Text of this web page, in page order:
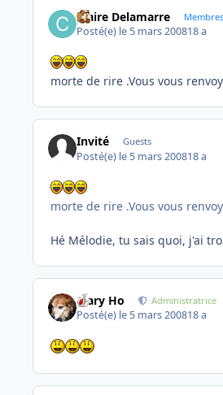
Claire Delamarre
Posté(e) le 5 mars 200818 a
morte de rire .Vous vous
Invité Guests
Posté(e) le 5 mars 200818 a
morte de rire .Vous vous
Hé Mélodie, tu sais quoi, j'ai
Mary Ho Administratrice
Posté(e) le 5 mars 200818 a